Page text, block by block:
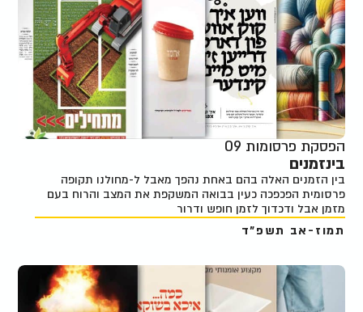
הפסקת פרסומות 09
בינזמנים
בין הזמנים האלה בהם באחת נהפך מאבל ל-מחולנו תקופה
פרסומית הפכפכה כעין בבואה המשקפת את המצב והרוח בעם
מזמן אבל ודכדוך לזמן חופש ודרור
תמוז-אב תשפ"ד